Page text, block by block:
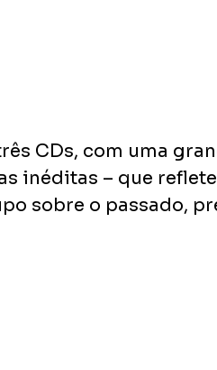
CDs, com uma
inéditas – que
sobre o passado,